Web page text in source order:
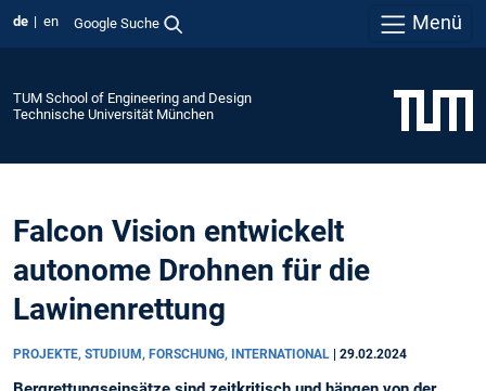
de en Google Suche Menü
TUM School of Engineering and Design
Technische Universität München
Falcon Vision entwickelt
autonome Drohnen für die
Lawinenrettung
PROJEKTE, STUDIUM, FORSCHUNG, INTERNATIONAL 29.02.2024